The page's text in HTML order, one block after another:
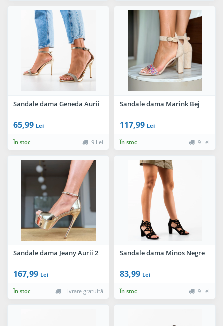
Sandale dama Geneda Aurii
65,99 Lei
În stoc 9 Lei
Sandale dama Marink Bej
117,99 Lei
În stoc 9 Lei
Sandale dama Jeany Aurii 2
167,99 Lei
În stoc Livrare gratuită
Sandale dama Minos Negre
83,99 Lei
În stoc 9 Lei